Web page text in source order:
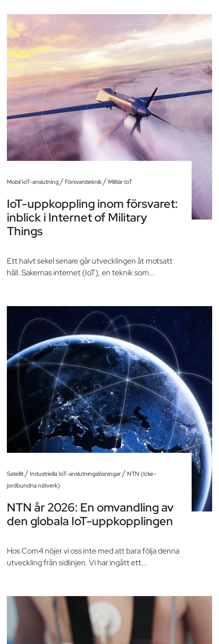
Mobil IoT-anslutning/ Försvarsteknik/ Militär IoT
IoT-uppkoppling inom försvaret:
inblick i Internet of Military
Things
Ett halvt sekel senare går utvecklingen åt motsatt
håll. Sakernas internet (IoT), en teknik som...
Satellit/ Industriella IoT-anslutningslösningar/ NTN (Icke-
jordbundna nätverk)
NTN år 2026: En omvandling av
den globala IoT-uppkopplingen
Hos Com4 nöjer vi oss inte med att bara följa denna
utveckling från sidlinjen. Vi har ingått ett...